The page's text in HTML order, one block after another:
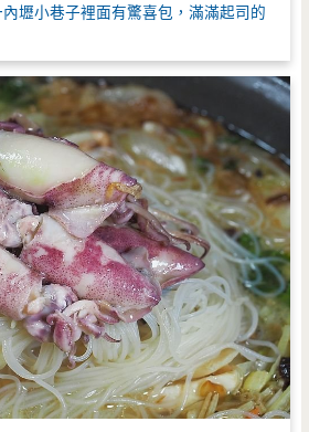
壢小巷子裡面有驚喜包，滿滿起司的